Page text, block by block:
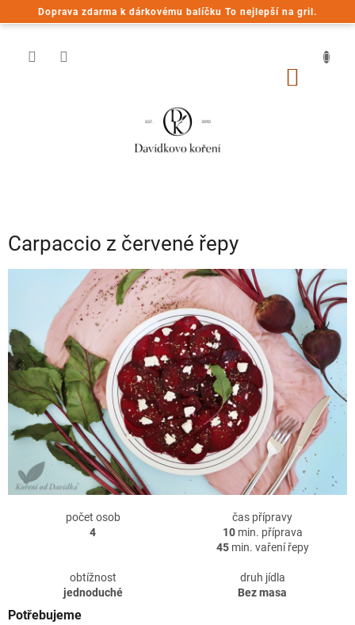
Doprava zdarma k dárkovému balíčku To nejlepší na gril.
na
Carpaccio z červené řepy
počet osob
4
čas přípravy
10min. příprava
45min. vaření řepy
obtížnost
jednoduché
druh jídla
Bez masa
Potřebujeme